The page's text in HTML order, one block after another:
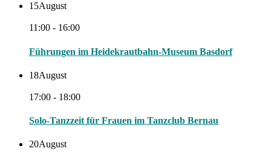
15August
11:00 - 16:00
Führungen im Heidekrautbahn-Museum Basdorf
18August
17:00 - 18:00
Solo-Tanzzeit für Frauen im Tanzclub Bernau
20August